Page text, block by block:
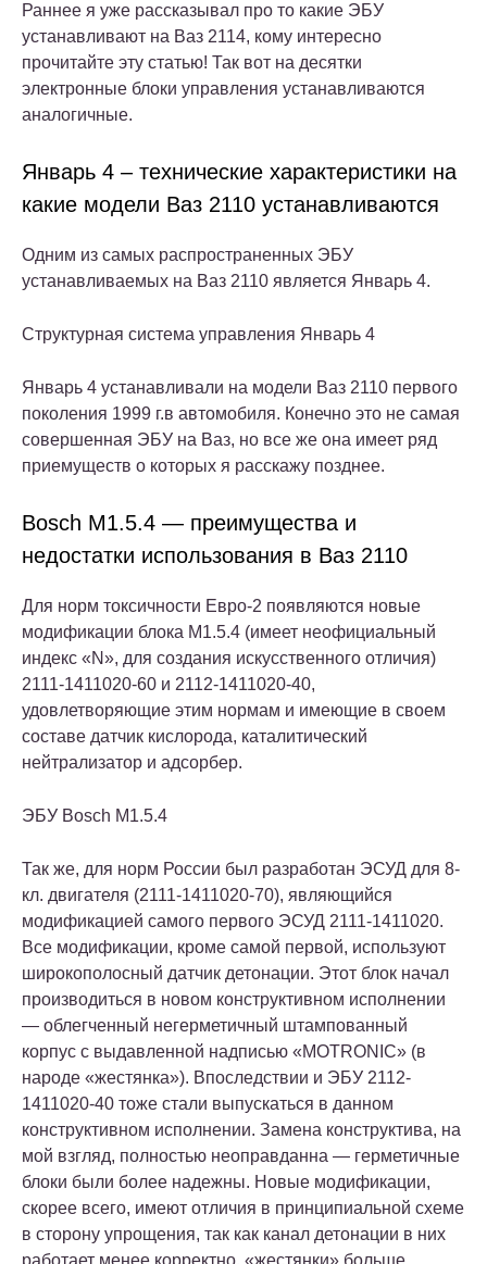
Раннее я уже рассказывал про то какие ЭБУ
устанавливают на Ваз 2114, кому интересно
прочитайте эту статью! Так вот на десятки
электронные блоки управления устанавливаются
аналогичные.
Январь 4 – технические характеристики на
какие модели Ваз 2110 устанавливаются
Одним из самых распространенных ЭБУ
устанавливаемых на Ваз 2110 является Январь 4.
Структурная система управления Январь 4
Январь 4 устанавливали на модели Ваз 2110 первого
поколения 1999 г.в автомобиля. Конечно это не самая
совершенная ЭБУ на Ваз, но все же она имеет ряд
приемуществ о которых я расскажу позднее.
Bosch M1.5.4 — преимущества и
недостатки использования в Ваз 2110
Для норм токсичности Евро-2 появляются новые
модификации блока M1.5.4 (имеет неофициальный
индекс «N», для создания искусственного отличия)
2111-1411020-60 и 2112-1411020-40,
удовлетворяющие этим нормам и имеющие в своем
составе датчик кислорода, каталитический
нейтрализатор и адсорбер.
ЭБУ Bosch M1.5.4
Так же, для норм России был разработан ЭСУД для 8-
кл. двигателя (2111-1411020-70), являющийся
модификацией самого первого ЭСУД 2111-1411020.
Все модификации, кроме самой первой, используют
широкополосный датчик детонации. Этот блок начал
производиться в новом конструктивном исполнении
— облегченный негерметичный штампованный
корпус с выдавленной надписью «MOTRONIC» (в
народе «жестянка»). Впоследствии и ЭБУ 2112-
1411020-40 тоже стали выпускаться в данном
конструктивном исполнении. Замена конструктива, на
мой взгляд, полностью неоправданна — герметичные
блоки были более надежны. Новые модификации,
скорее всего, имеют отличия в принципиальной схеме
в сторону упрощения, так как канал детонации в них